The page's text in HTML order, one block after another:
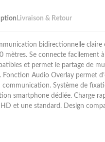
Livraison & Retour
bidirectionnelle claire
mètres. Se connecte facilement
et permet le partage de
Fonction Audio Overlay permet
Système de
smartphone dédiée. Charge
et une standard. Design